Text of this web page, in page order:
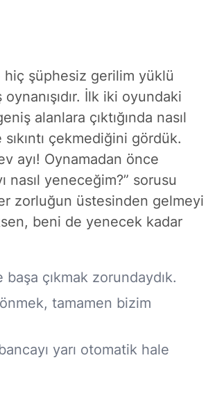
şüphesiz gerilim yüklü
İlk iki oyundaki
alanlara çıktığında nasıl
çekmediğini gördük.
ayı! Oynamadan önce
nasıl yeneceğim?” sorusu
zorluğun üstesinden gelmeyi
beni de yenecek kadar
çıkmak zorundaydık.
tamamen bizim
yarı otomatik hale